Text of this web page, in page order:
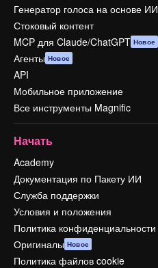
Генератор голоса на основе ИИ
Стоковый контент
MCP для Claude/ChatGPT Новое
Агенты Новое
API
Мобильное приложение
Все инструменты Magnific
Начать
Academy
Документация по Пакету ИИ
Служба поддержки
Условия и положения
Политика конфиденциальности
Оригиналы Новое
Политика файлов cookie